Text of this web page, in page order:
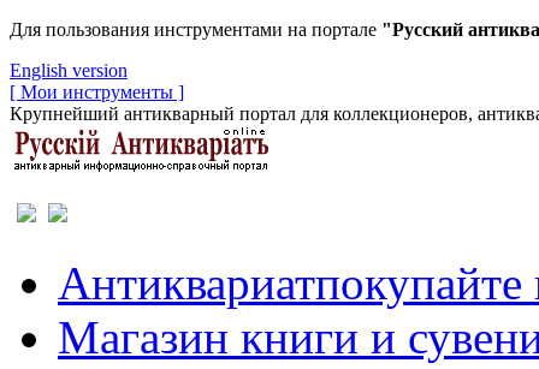
Для пользования инструментами на портале "Русский
English version
[ Мои инструменты ]
Крупнейший антикварный портал для коллекционеров,
Антиквариатпокупайте
Магазин книги и